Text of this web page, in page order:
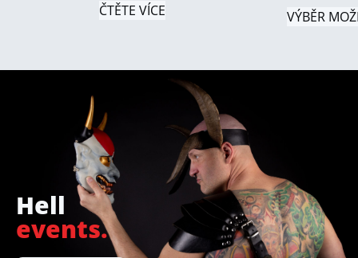
ČTĚTE VÍCE VÝBĚR
Hell
events.